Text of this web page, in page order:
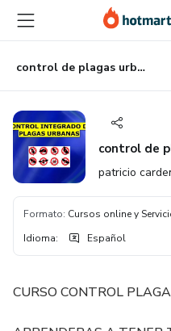
principal
página
de
página
control de plagas urbanas y fumigaciones
control de
patricio
Formato: Cursos online y
Idioma: Español
CURSO CONTROL